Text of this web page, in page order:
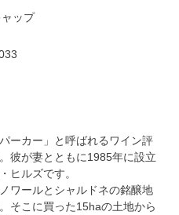
ップ
ーカー」と呼ばれるワイン評
彼が妻とともに1985年に設立
ヒルズです。
ワールとシャルドネの銘醸地
そこに買った15haの土地から